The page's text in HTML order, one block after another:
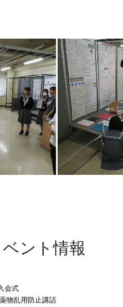
ント情報
会式
物乱用防止講話